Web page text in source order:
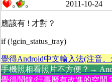
0 0 2011-10-24
應該有 ! 才對？
if (!gcin_status_tray)
覺得Android中文輸入法(注音
手機照相看照片不方便？→
覺得鬧鐘/行事曆有改進的空